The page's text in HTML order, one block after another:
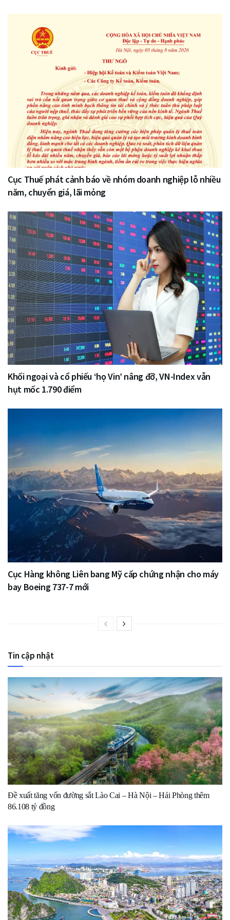
Cục Thuế phát cảnh báo về nhóm doanh nghiệp lỗ nhiều
năm, chuyển giá, lãi mỏng
Khối ngoại và cổ phiếu ‘họ Vin’ nâng đỡ, VN-Index vẫn
hụt mốc 1.790 điểm
Cục Hàng không Liên bang Mỹ cấp chứng nhận cho máy
bay Boeing 737-7 mới
Tin cập nhật
Đề xuất tăng vốn đường sắt Lào Cai – Hà Nội – Hải Phòng thêm
86.108 tỷ đồng